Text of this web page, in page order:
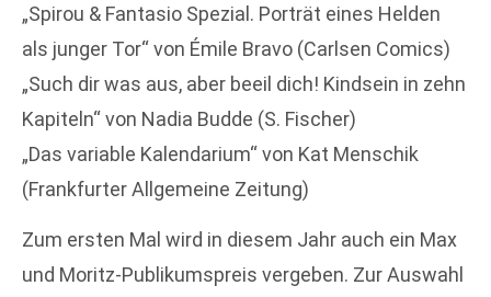
„Spirou & Fantasio Spezial. Porträt eines Helden
als junger Tor“ von Émile Bravo (Carlsen Comics)
„Such dir was aus, aber beeil dich! Kindsein in zehn
Kapiteln“ von Nadia Budde (S. Fischer)
„Das variable Kalendarium“ von Kat Menschik
(Frankfurter Allgemeine Zeitung)
Zum ersten Mal wird in diesem Jahr auch ein Max
und Moritz-Publikumspreis vergeben. Zur Auswahl